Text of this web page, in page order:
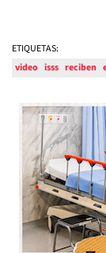
ETIQUETAS:
video isss reciben